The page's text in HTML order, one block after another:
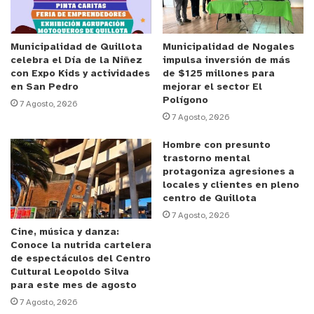
situaciones donde nuestros hijos se ven expuestos
a estos degenerados, ya no podemos sacarlos a
jugar ni a la plaza sin tener el miedo de que les
suceda algo. Al menos el tipo no era violento,
porque si llegase a serlo, tal vez la cosa sería más
grave de lo que ya es.”
Bruno Passalacqua, el fiscal de San Felipe precisó
que “en la causa por la cual fue formalizado no
existe ninguna víctima concreta. En el relato del
hecho delictual se trataba de un sujeto que se
masturbaba en la plaza pública, observando
indistintamente a niños que iban acompañados de
sus padres, no habiendo una víctima en particular
con la cual el imputado hiciera contacto visual.”
El hombre fue formalizado por el delito de ofensas
Municipalidad de Quillota
celebra el Día de la Niñez
con Expo Kids y actividades
en San Pedro
7 Agosto, 2026
Municipalidad de Nogales
impulsa inversión de más
de $125 millones para
mejorar el sector El
Polígono
7 Agosto, 2026
Cine, música y danza:
Conoce la nutrida cartelera
de espectáculos del Centro
Cultural Leopoldo Silva
para este mes de agosto
7 Agosto, 2026
Hombre con presunto
trastorno mental
protagoniza agresiones a
locales y clientes en pleno
centro de Quillota
7 Agosto, 2026